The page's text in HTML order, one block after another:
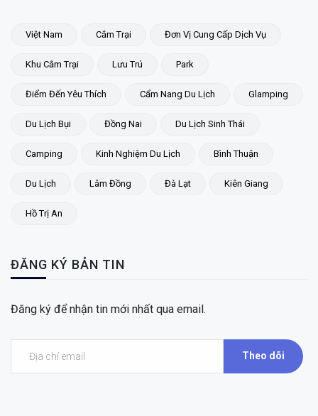
Việt Nam Cắm Trại Đơn Vị Cung Cấp Dịch Vụ
Khu Cắm Trại Lưu Trú Park
Điểm Đến Yêu Thích Cẩm Nang Du Lịch Glamping
Du Lịch Bụi Đồng Nai Du Lịch Sinh Thái
Camping Kinh Nghiệm Du Lịch Bình Thuận
Du Lịch Lâm Đồng Đà Lạt Kiên Giang
Hồ Trị An
ĐĂNG KÝ BẢN TIN
Đăng ký để nhận tin mới nhất qua email.
Theo dõi